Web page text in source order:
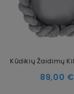
Kaina
89,00 €